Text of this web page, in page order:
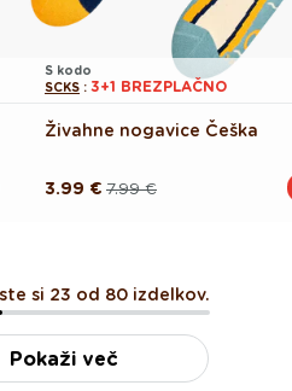
S kodo
SCKS : 3+1 BREZPLAČNO
Živahne nogavice Češka
Redna 7.99 €
Akcijska
3.99 €
si 23 od 80 izdelkov.
Pokaži več